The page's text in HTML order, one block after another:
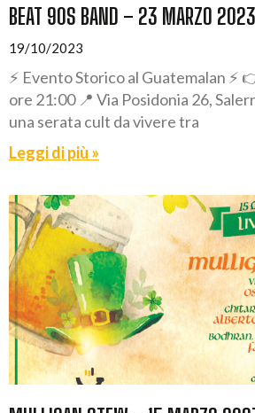
BEAT 90S BAND – 23 MARZO 2023
19/10/2023
⚡ Evento Storico al Guatemalan ⚡
ore 21:00 📍 Via Posidonia 26,
una serata cult da vivere tra
Leggi di più »